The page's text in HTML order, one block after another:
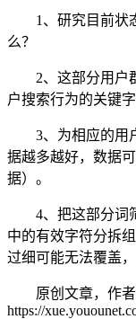
1、研究目前状
么？
2、这部分用户
户搜索行为的关键字
3、为相应的用
据越多越好，数据
据）。
4、把这部分词
中的有效字符分拆
过细可能无法覆盖，
原创文章，作
https://